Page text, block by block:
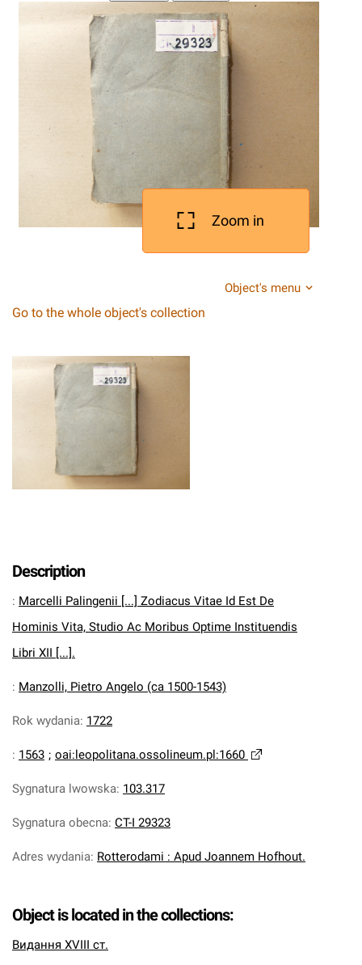
Zoom in
Object's menu
Go to the whole object's collection
Description
: Marcelli Palingenii [...] Zodiacus Vitae Id Est De
Hominis Vita, Studio Ac Moribus Optime Instituendis
Libri XII [...].
: Manzolli, Pietro Angelo (ca 1500-1543)
Rok wydania: 1722
: 1563 ; oai:leopolitana.ossolineum.pl:1660
Sygnatura lwowska: 103.317
Sygnatura obecna: CT-I 29323
Adres wydania: Rotterodami : Apud Joannem Hofhout.
Object is located in the collections:
Видання XVIII ст.